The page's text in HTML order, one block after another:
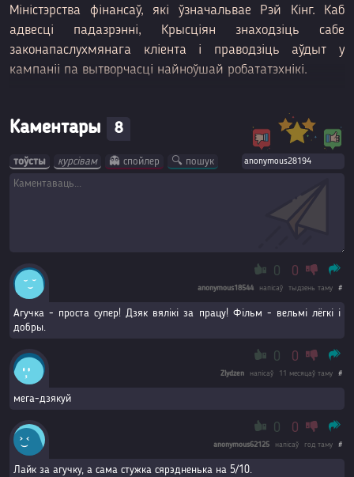
Міністэрства фінансаў, які ўзначальвае Рэй Кінг. Каб
адвесці падазрэнні, Крысціян знаходзіць сабе
законапаслухмянага кліента і праводзіць аўдыт у
кампаніі па вытворчасці найноўшай робататэхнікі.
Каментары 8
тоўсты курсівам 👻 спойлер 🔍 пошук
0 0
anonymous18544 напісаў тыдзень таму #
Агучка - проста супер! Дзяк вялікі за працу! Фільм - вельмі лёгкі і
добры.
0 0
Zlydzen напісаў 11 месяцаў таму #
мега-дзякуй
0 0
anonymous62125 напісаў год таму #
Лайк за агучку, а сама стужка сярэдненька на 5/10.